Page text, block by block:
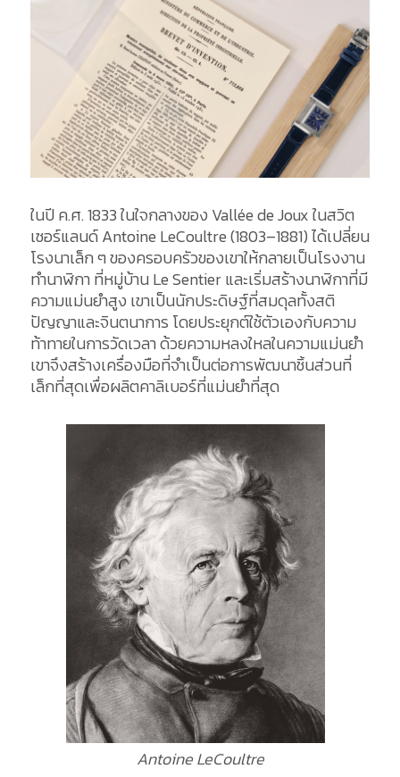
ในปี ค.ศ. 1833 ในใจกลางของ Vallée de Joux ในสวิต
เซอร์แลนด์ Antoine LeCoultre (1803–1881) ได้เปลี่ยน
โรงนาเล็ก ๆ ของครอบครัวของเขาให้กลายเป็นโรงงาน
ทำนาฬิกา ที่หมู่บ้าน Le Sentier และเริ่มสร้างนาฬิกาที่มี
ความแม่นยำสูง เขาเป็นนักประดิษฐ์ที่สมดุลทั้งสติ
ปัญญาและจินตนาการ โดยประยุกต์ใช้ตัวเองกับความ
ท้าทายในการวัดเวลา ด้วยความหลงใหลในความแม่นยำ
เขาจึงสร้างเครื่องมือที่จำเป็นต่อการพัฒนาชิ้นส่วนที่
เล็กที่สุดเพื่อผลิตคาลิเบอร์ที่แม่นยำที่สุด
Antoine LeCoultre